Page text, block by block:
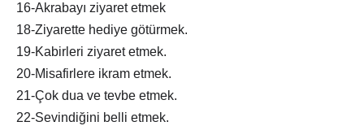
16-Akrabayı ziyaret etmek
18-Ziyarette hediye götürmek.
19-Kabirleri ziyaret etmek.
20-Misafirlere ikram etmek.
21-Çok dua ve tevbe etmek.
22-Sevindiğini belli etmek.